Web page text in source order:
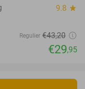
9.8 star
Regulier €43,20
€29,95